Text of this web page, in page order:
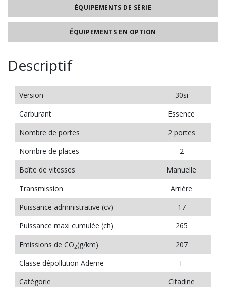
ÉQUIPEMENTS DE SÉRIE
ÉQUIPEMENTS EN OPTION
Descriptif
Version
30si
Carburant
Essence
Nombre de portes
2 portes
Nombre de places
2
Boîte de vitesses
Manuelle
Transmission
Arrière
Puissance administrative (cv)
17
Puissance maxi cumulée (ch)
265
Emissions de CO2(g/km)
207
Classe dépollution Ademe
F
Catégorie
Citadine